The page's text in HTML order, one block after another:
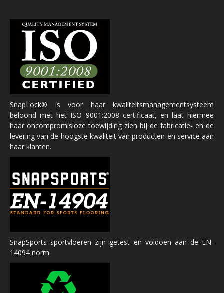
SnapLock® is voor haar kwaliteitsmanagementsysteem
beloond met het ISO 9001:2008 certificaat, en laat hiermee
haar oncompromisloze toewijding zien bij de fabricatie- en de
levering van de hoogste kwaliteit van producten en service aan
haar klanten.
SnapSports sportvloeren zijn getest en voldoen aan de EN-
14094 norm.